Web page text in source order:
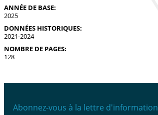
ANNÉE DE BASE:
2025
DONNÉES HISTORIQUES:
2021-2024
NOMBRE DE PAGES:
128
Abonnez-vous à la lettre d'information